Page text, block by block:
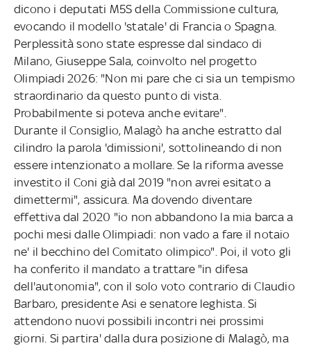
dicono i deputati M5S della Commissione cultura,
evocando il modello 'statale' di Francia o Spagna.
Perplessità sono state espresse dal sindaco di
Milano, Giuseppe Sala, coinvolto nel progetto
Olimpiadi 2026: "Non mi pare che ci sia un tempismo
straordinario da questo punto di vista.
Probabilmente si poteva anche evitare".
Durante il Consiglio, Malagò ha anche estratto dal
cilindro la parola 'dimissioni', sottolineando di non
essere intenzionato a mollare. Se la riforma avesse
investito il Coni già dal 2019 "non avrei esitato a
dimettermi", assicura. Ma dovendo diventare
effettiva dal 2020 "io non abbandono la mia barca a
pochi mesi dalle Olimpiadi: non vado a fare il notaio
ne' il becchino del Comitato olimpico". Poi, il voto gli
ha conferito il mandato a trattare "in difesa
dell'autonomia", con il solo voto contrario di Claudio
Barbaro, presidente Asi e senatore leghista. Si
attendono nuovi possibili incontri nei prossimi
giorni. Si partira' dalla dura posizione di Malagò, ma